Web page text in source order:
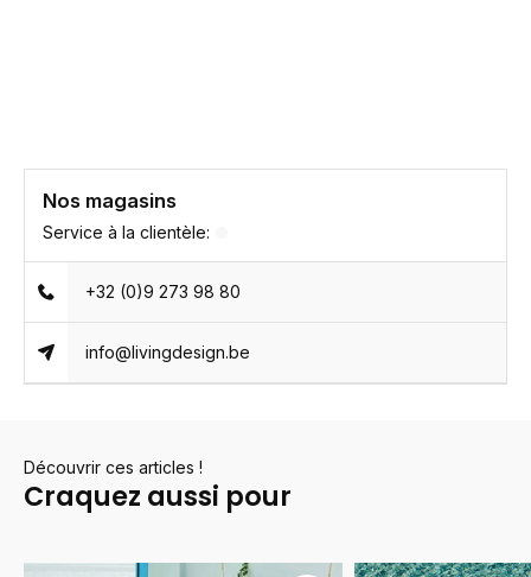
Nos magasins
Service à la clientèle:
+32 (0)9 273 98 80
info@livingdesign.be
Découvrir ces articles !
Craquez aussi pour